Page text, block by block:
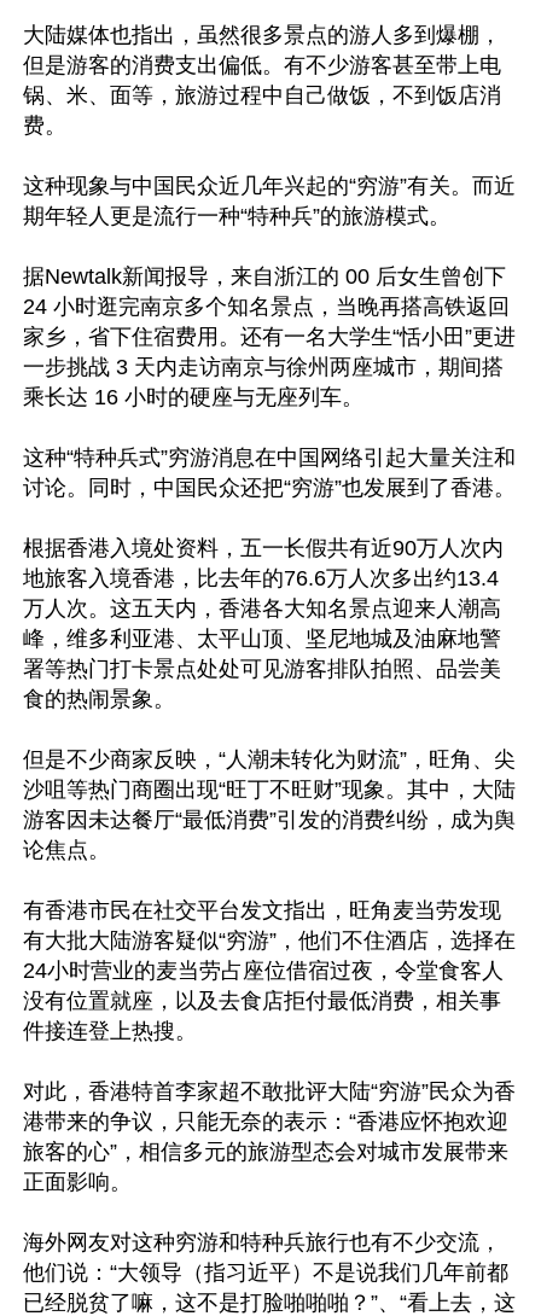
大陆媒体也指出，虽然很多景点的游人多到爆棚，
但是游客的消费支出偏低。有不少游客甚至带上电
锅、米、面等，旅游过程中自己做饭，不到饭店消
费。
这种现象与中国民众近几年兴起的“穷游”有关。而近
期年轻人更是流行一种“特种兵”的旅游模式。
据Newtalk新闻报导，来自浙江的 00 后女生曾创下
24 小时逛完南京多个知名景点，当晚再搭高铁返回
家乡，省下住宿费用。还有一名大学生“恬小田”更进
一步挑战 3 天内走访南京与徐州两座城市，期间搭
乘长达 16 小时的硬座与无座列车。
这种“特种兵式”穷游消息在中国网络引起大量关注和
讨论。同时，中国民众还把“穷游”也发展到了香港。
根据香港入境处资料，五一长假共有近90万人次内
地旅客入境香港，比去年的76.6万人次多出约13.4
万人次。这五天内，香港各大知名景点迎来人潮高
峰，维多利亚港、太平山顶、坚尼地城及油麻地警
署等热门打卡景点处处可见游客排队拍照、品尝美
食的热闹景象。
但是不少商家反映，“人潮未转化为财流”，旺角、尖
沙咀等热门商圈出现“旺丁不旺财”现象。其中，大陆
游客因未达餐厅“最低消费”引发的消费纠纷，成为舆
论焦点。
有香港市民在社交平台发文指出，旺角麦当劳发现
有大批大陆游客疑似“穷游”，他们不住酒店，选择在
24小时营业的麦当劳占座位借宿过夜，令堂食客人
没有位置就座，以及去食店拒付最低消费，相关事
件接连登上热搜。
对此，香港特首李家超不敢批评大陆“穷游”民众为香
港带来的争议，只能无奈的表示：“香港应怀抱欢迎
旅客的心”，相信多元的旅游型态会对城市发展带来
正面影响。
海外网友对这种穷游和特种兵旅行也有不少交流，
他们说：“大领导（指习近平）不是说我们几年前都
已经脱贫了嘛，这不是打脸啪啪啪？”、“看上去，这